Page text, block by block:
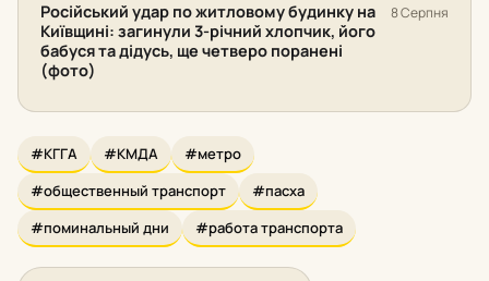
Російський удар по житловому будинку на
Київщині: загинули 3-річний хлопчик, його
бабуся та дідусь, ще четверо поранені
(фото)
8 Серпня
#КГГА #КМДА
#метро
#общественный транспорт
#пасха
#поминальный дни
#работа транспорта